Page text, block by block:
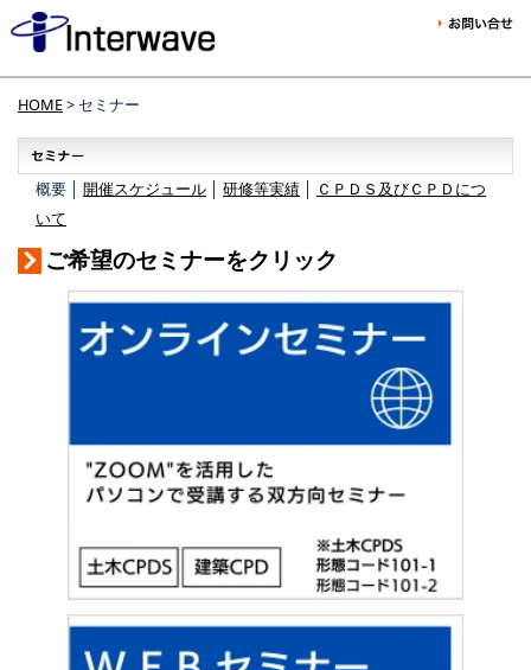
HOME> セミナー
概要 │ 開催スケジュール 研修等実績
ＣＰＤＳ及びＣＰＤにつ
いて
ご希望のセミナーをクリック